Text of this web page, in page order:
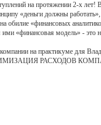
на протяжении 2-х лет!
«деньги должны
обилие «финансовых
«финансовая модель» - это
на практикуме для
РАСХОДОВ